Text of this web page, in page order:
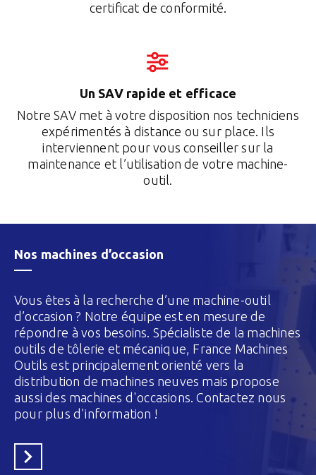
certificat de conformité.
Un SAV rapide et efficace
Notre SAV met à votre disposition nos techniciens
expérimentés à distance ou sur place. Ils
interviennent pour vous conseiller sur la
maintenance et l’utilisation de votre machine-
outil.
Nos machines d’occasion
Vous êtes à la recherche d’une machine-outil
d’occasion ? Notre équipe est en mesure de
répondre à vos besoins. Spécialiste de la machines
outils de tôlerie et mécanique, France Machines
Outils est principalement orienté vers la
distribution de machines neuves mais propose
aussi des machines d'occasions. Contactez nous
pour plus d'information !
En savoir plus